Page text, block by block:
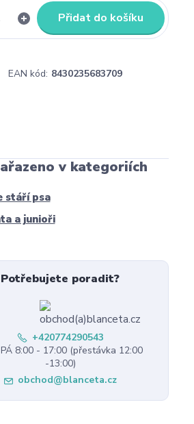
Přidat do košíku
EAN kód: 8430235683709
v kategoriích
stáří psa
a junioři
Potřebujete poradit?
+420774290543
8:00 - 17:00 (přestávka 12:00
-13:00)
obchod@blanceta.cz